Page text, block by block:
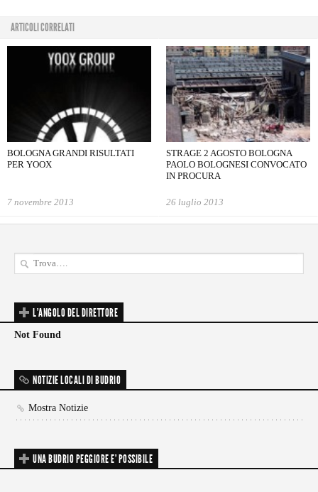
ARTICOLI CORRELATI
BOLOGNA GRANDI RISULTATI
PER YOOX
7 novembre 2013
STRAGE 2 AGOSTO BOLOGNA
PAOLO BOLOGNESI CONVOCATO
IN PROCURA
26 luglio 2013
L'ANGOLO DEL DIRETTORE
Not Found
NOTIZIE LOCALI DI BUDRIO
Mostra Notizie
UNA BUDRIO PEGGIORE E’ POSSIBILE